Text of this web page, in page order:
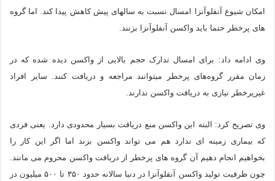
امکان شیوع آنفلوآنزا امسال نسبت به سال‎های پیش کاهش پیدا کند. اما گروه
های پرخطر حتما باید واکسن آنفلوآنزا بزنند.
وی ادامه داد: برای امسال تدارک حجم بالایی از واکسن دیده شده که در
زمان مقرر گروه‌های پرخطر می‎توانند مراجعه و دریافت کنند. سایر افراد
غیرپرخطر نیازی به دریافت واکسن ندارند.
وی تصریح کرد: البته این واکسن منع دریافت بسیار محدودی دارد. یعنی فردی
که بیماری زمینه ای ندارد هم می تواند واکسن بزند اما اگر این کار را
بخواهیم انجام دهیم آن گروه های پرخطر از دریافت واکسن محروم می مانند.
چون ظرفیت تولید واکسن آنفلوآنزا در دنیا سالانه حدود ۳۵۰ تا ۵۰۰ میلیون دز